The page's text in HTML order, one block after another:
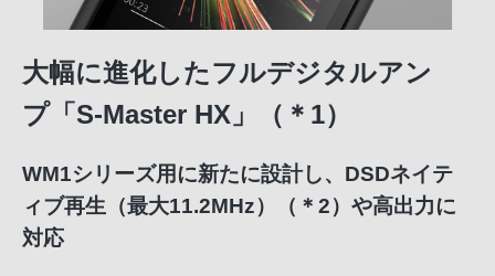
大幅に進化したフルデジタルアン
プ「S-Master HX」（＊1）
WM1シリーズ用に新たに設計し、DSDネイテ
ィブ再生（最大11.2MHz）（＊2）や高出力に
対応